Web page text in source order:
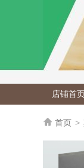
店铺首
 首页 >